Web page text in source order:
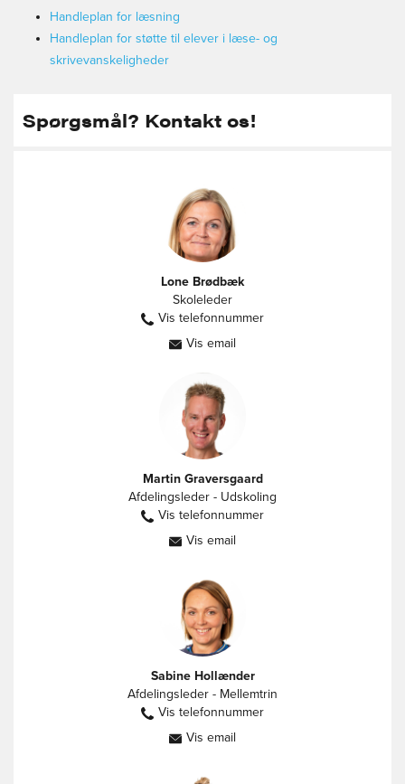
Handleplan for læsning
Handleplan for støtte til elever i læse- og
skrivevanskeligheder
Spørgsmål? Kontakt os!
Lone Brødbæk
Skoleleder
Vis telefonnummer
60584726
Vis emaillb@vestbyenfriskole.dk
Martin Graversgaard
Afdelingsleder - Udskoling
Vis telefonnummer
30278988
Vis emailmg@vestbyenfriskole.dk
Sabine Hollænder
Afdelingsleder - Mellemtrin
Vis telefonnummer
22213833
Vis emailsh@vestbyenfriskole.dk